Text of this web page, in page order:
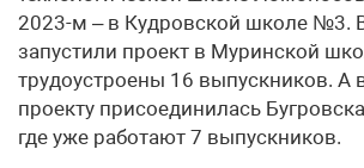
2023-м – в Кудровской школе №3.
запустили проект в Муринской
трудоустроены 16 выпускников. А
проекту присоединилась
где уже работают 7 выпускников.